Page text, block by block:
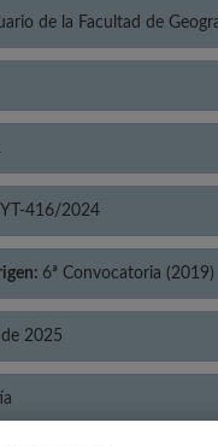
de la Facultad de
416/2024
6ª Convocatoria (2019)
2025